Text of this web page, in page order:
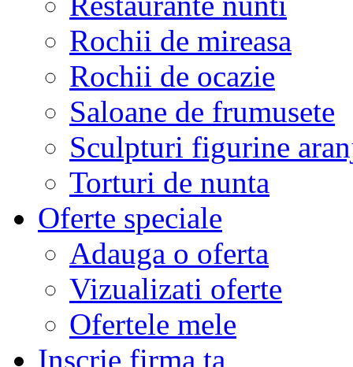
Rochii de mireasa
Rochii de ocazie
Saloane de frumusete
Sculpturi figurine
Torturi de nunta
Oferte speciale
Adauga o oferta
Vizualizati oferte
Ofertele mele
Inscrie firma ta